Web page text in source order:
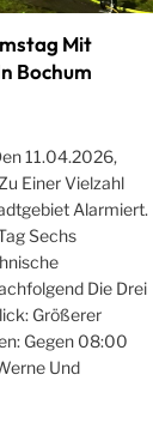
Mit
Bochum
11.04.2026,
Einer Vielzahl
Alarmiert.
Sechs
Die Drei
Größerer
Gegen 08:00
Und